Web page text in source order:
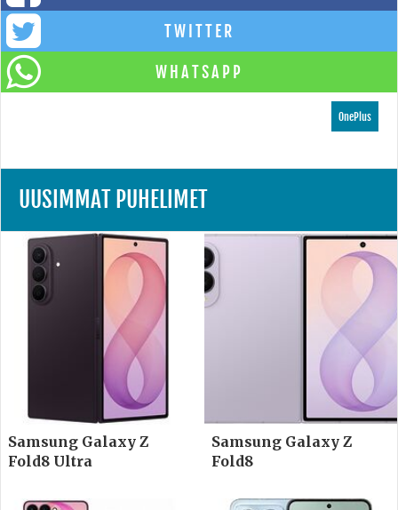
TWITTER
WHATSAPP
OnePlus
UUSIMMAT PUHELIMET
Samsung Galaxy Z
Fold8 Ultra
Samsung Galaxy Z
Fold8